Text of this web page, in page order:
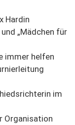
Hardin
„Mädchen für
immer helfen
im
Organisation